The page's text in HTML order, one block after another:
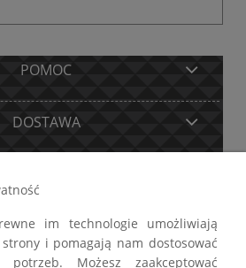
POMOC
DOSTAWA
I ZWROTY
im technologie umożliwiają
i pomagają nam dostosować
Możesz zaakceptować